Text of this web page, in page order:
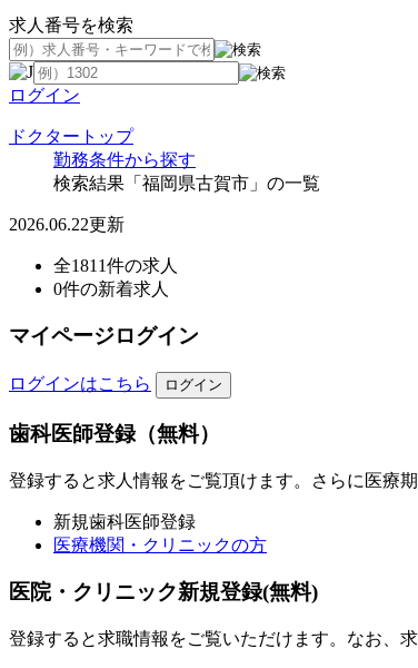
求人番号を検索
ログイン
ドクタートップ
勤務条件から探す
検索結果「福岡県古賀市」の一覧
2026.06.22更新
全1811件の求人
0件の新着求人
マイページログイン
ログインはこちら
歯科医師登録（無料）
登録すると求人情報をご覧頂けます。さらに医療
新規歯科医師登録
医療機関・クリニックの方
医院・クリニック新規登録(無料)
登録すると求職情報をご覧いただけます。なお、